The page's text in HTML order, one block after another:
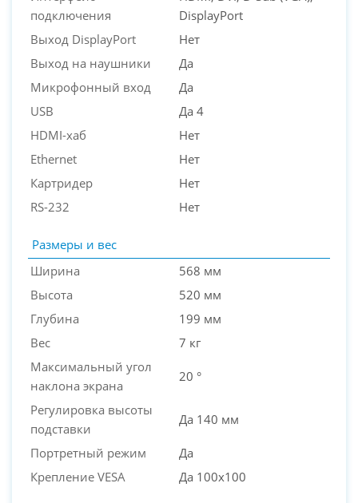
подключения
DisplayPort
Выход DisplayPort
Нет
Выход на наушники
Да
Микрофонный вход
Да
USB
Да 4
HDMI-хаб
Нет
Ethernet
Нет
Картридер
Нет
RS-232
Нет
Размеры и вес
Ширина
568 мм
Высота
520 мм
Глубина
199 мм
Вес
7 кг
Максимальный угол
наклона экрана
20 °
Регулировка высоты
подставки
Да 140 мм
Портретный режим
Да
Крепление VESA
Да 100x100